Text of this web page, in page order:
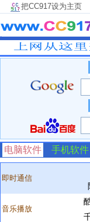
把CC917设为主页
电脑软件 手机软件
即时通信
音乐播放